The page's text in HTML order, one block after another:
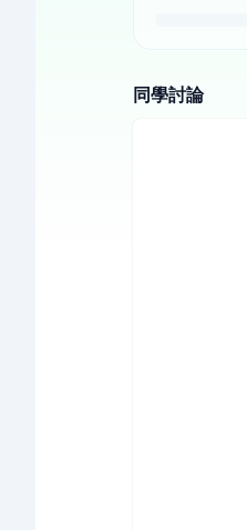
同學討論